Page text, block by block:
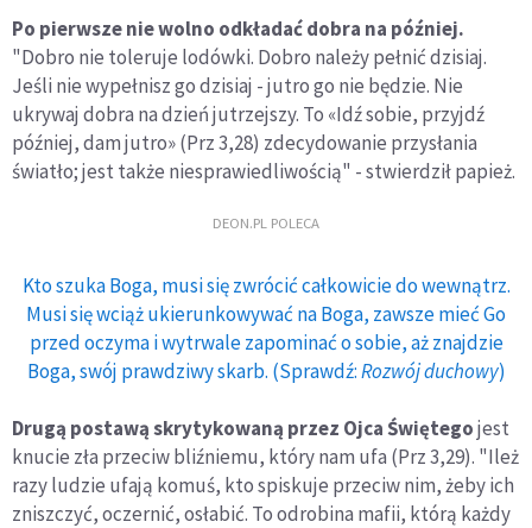
Po pierwsze nie wolno odkładać dobra na później.
"Dobro nie toleruje lodówki. Dobro należy pełnić dzisiaj.
Jeśli nie wypełnisz go dzisiaj - jutro go nie będzie. Nie
ukrywaj dobra na dzień jutrzejszy. To «Idź sobie, przyjdź
później, dam jutro» (Prz 3,28) zdecydowanie przysłania
światło; jest także niesprawiedliwością" - stwierdził papież.
DEON.PL POLECA
Kto szuka Boga, musi się zwrócić całkowicie do wewnątrz.
Musi się wciąż ukierunkowywać na Boga, zawsze mieć Go
przed oczyma i wytrwale zapominać o sobie, aż znajdzie
Boga, swój prawdziwy skarb. (Sprawdź:Rozwój duchowy)
Drugą postawą skrytykowaną przez Ojca Świętegojest
knucie zła przeciw bliźniemu, który nam ufa (Prz 3,29). "Ileż
razy ludzie ufają komuś, kto spiskuje przeciw nim, żeby ich
zniszczyć, oczernić, osłabić. To odrobina mafii, którą każdy